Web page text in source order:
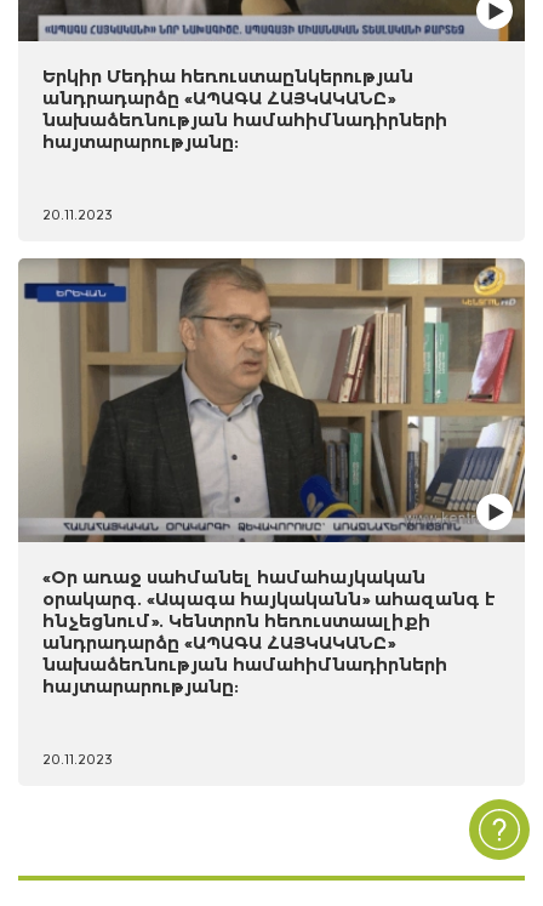
Երկիր Մեդիա հեռուստաընկերության
անդրադարձը «ԱՊԱԳԱ ՀԱՅԿԱԿԱՆԸ»
նախաձեռնության համահիմնադիրների
հայտարարությանը:
20.11.2023
«Օր առաջ սահմանել համահայկական
օրակարգ. «Ապագա հայկականն» ահազանգ է
հնչեցնում». Կենտրոն հեռուստաալիքի
անդրադարձը «ԱՊԱԳԱ ՀԱՅԿԱԿԱՆԸ»
նախաձեռնության համահիմնադիրների
հայտարարությանը:
20.11.2023